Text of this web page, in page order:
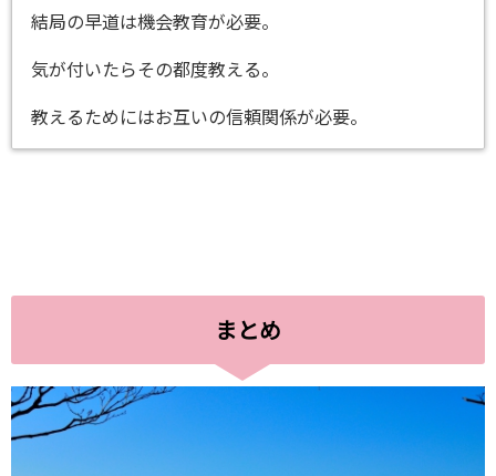
結局の早道は機会教育が必要。
気が付いたらその都度教える。
教えるためにはお互いの信頼関係が必要。
まとめ